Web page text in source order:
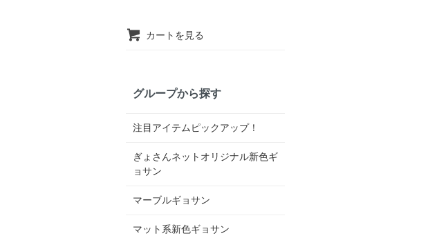
カートを見る
グループから探す
注目アイテムピックアップ！
ぎょさんネットオリジナル新色ギ
ョサン
マーブルギョサン
マット系新色ギョサン